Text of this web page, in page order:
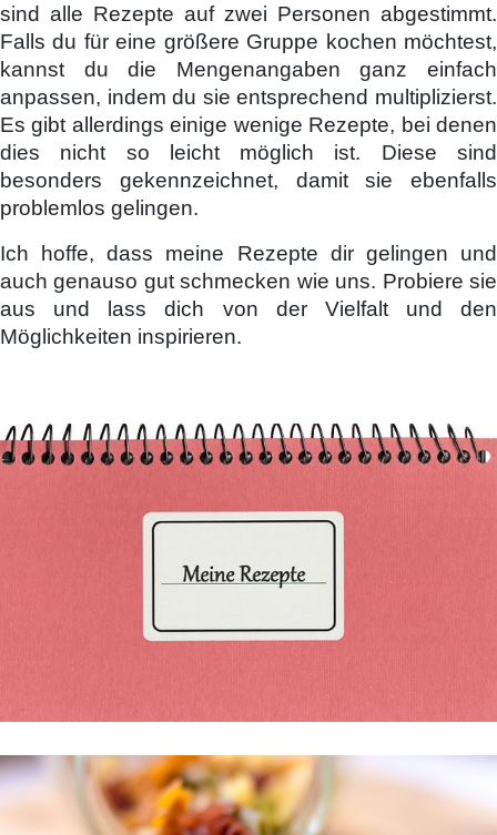
sind alle Rezepte auf zwei Personen abgestimmt.
Falls du für eine größere Gruppe kochen möchtest,
kannst du die Mengenangaben ganz einfach
anpassen, indem du sie entsprechend multiplizierst.
Es gibt allerdings einige wenige Rezepte, bei denen
dies nicht so leicht möglich ist. Diese sind
besonders gekennzeichnet, damit sie ebenfalls
problemlos gelingen.
Ich hoffe, dass meine Rezepte dir gelingen und
auch genauso gut schmecken wie uns. Probiere sie
aus und lass dich von der Vielfalt und den
Möglichkeiten inspirieren.